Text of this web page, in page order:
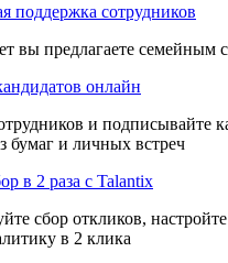
поддержка сотрудников
вы предлагаете семейным
онлайн
и подписывайте
бумаг и личных встреч
в 2 раза с Talantix
сбор откликов,
в 2 клика